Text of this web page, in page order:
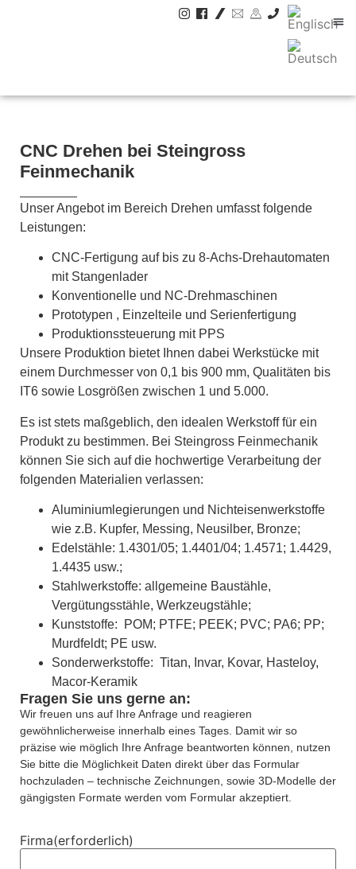
CNC Drehen bei Steingross
Feinmechanik
Unser Angebot im Bereich Drehen umfasst folgende
Leistungen:
CNC-Fertigung auf bis zu 8-Achs-Drehautomaten
mit Stangenlader
Konventionelle und NC-Drehmaschinen
Prototypen , Einzelteile und Serienfertigung
Produktionssteuerung mit PPS
Unsere Produktion bietet Ihnen dabei Werkstücke mit
einem Durchmesser von 0,1 bis 900 mm, Qualitäten bis
IT6 sowie Losgrößen zwischen 1 und 5.000.
Es ist stets maßgeblich, den idealen Werkstoff für ein
Produkt zu bestimmen. Bei Steingross Feinmechanik
können Sie sich auf die hochwertige Verarbeitung der
folgenden Materialien verlassen:
Aluminiumlegierungen und Nichteisenwerkstoffe
wie z.B. Kupfer, Messing, Neusilber, Bronze;
Edelstähle: 1.4301/05; 1.4401/04; 1.4571; 1.4429,
1.4435 usw.;
Stahlwerkstoffe: allgemeine Baustähle,
Vergütungsstähle, Werkzeugstähle;
Kunststoffe: POM; PTFE; PEEK; PVC; PA6; PP;
Murdfeldt; PE usw.
Sonderwerkstoffe: Titan, Invar, Kovar, Hasteloy,
Macor-Keramik
Fragen Sie uns gerne an:
Wir freuen uns auf Ihre Anfrage und reagieren
gewöhnlicherweise innerhalb eines Tages. Damit wir so
präzise wie möglich Ihre Anfrage beantworten können, nutzen
Sie bitte die Möglichkeit Daten direkt über das Formular
hochzuladen – technische Zeichnungen, sowie 3D-Modelle der
gängigsten Formate werden vom Formular akzeptiert.
Firma(erforderlich)